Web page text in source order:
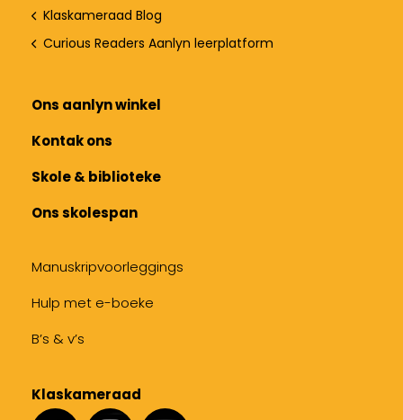
Klaskameraad Blog
Curious Readers Aanlyn leerplatform
Ons aanlyn winkel
Kontak ons
Skole & biblioteke
Ons skolespan
Manuskripvoorleggings
Hulp met e-boeke
B’s & v’s
Klaskameraad